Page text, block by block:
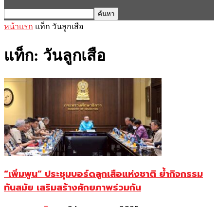
หน้าแรก แท็ก วันลูกเสือ
แท็ก: วันลูกเสือ
“เพิ่มพูน” ประชุมบอร์ดลูกเสือแห่งชาติ ย้ำกิจกรรม
ทันสมัย เสริมสร้างศักยภาพร่วมกัน